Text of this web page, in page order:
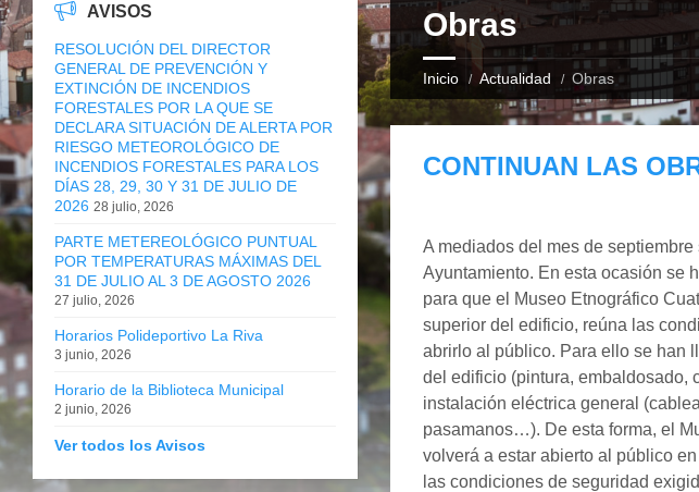
Obras
Inicio Actualidad Obras
CONTINUAN LAS
A mediados del mes de
Ayuntamiento. En esta ocasión se
para que el Museo Etnográfico
superior del edificio, reúna las
abrirlo al público. Para ello se han
del edificio (pintura, embaldosado,
instalación eléctrica general
pasamanos…). De esta forma, el
volverá a estar abierto al público
las condiciones de seguridad
AVISOS
RESOLUCIÓN DEL DIRECTOR
GENERAL DE PREVENCIÓN Y
EXTINCIÓN DE INCENDIOS
FORESTALES POR LA QUE SE
DECLARA SITUACIÓN DE ALERTA POR
RIESGO METEOROLÓGICO DE
INCENDIOS FORESTALES PARA LOS
DÍAS 28, 29, 30 Y 31 DE JULIO DE
2026 28 julio, 2026
PARTE METEREOLÓGICO PUNTUAL
POR TEMPERATURAS MÁXIMAS DEL
31 DE JULIO AL 3 DE AGOSTO 2026
27 julio, 2026
Horarios Polideportivo La Riva
3 junio, 2026
Horario de la Biblioteca Municipal
2 junio, 2026
Ver todos los Avisos